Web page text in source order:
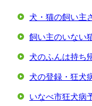
犬・猫の飼い主
飼い主のいない
犬のふんは持ち
犬の登録・狂犬
いなべ市狂犬病